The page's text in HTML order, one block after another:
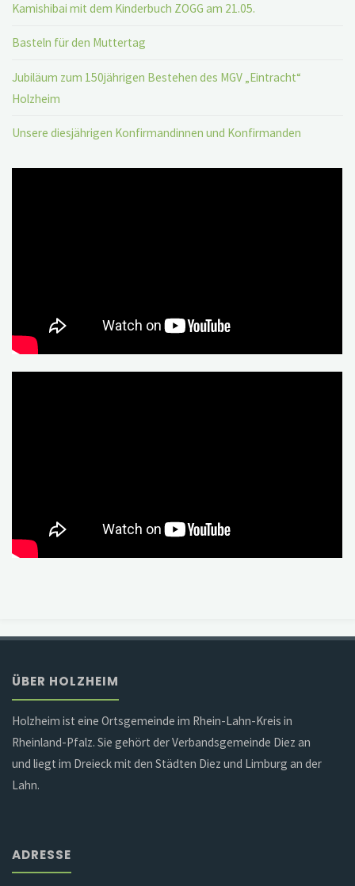
Kamishibai mit dem Kinderbuch ZOGG am 21.05.
Basteln für den Muttertag
Jubiläum zum 150jährigen Bestehen des MGV „Eintracht“
Holzheim
Unsere diesjährigen Konfirmandinnen und Konfirmanden
ÜBER HOLZHEIM
Holzheim ist eine Ortsgemeinde im Rhein-Lahn-Kreis in
Rheinland-Pfalz. Sie gehört der Verbandsgemeinde Diez an
und liegt im Dreieck mit den Städten Diez und Limburg an der
Lahn.
ADRESSE